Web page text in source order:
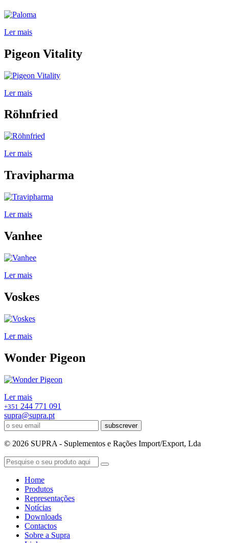
Ler mais
Pigeon Vitality
Ler mais
Röhnfried
Ler mais
Travipharma
Ler mais
Vanhee
Ler mais
Voskes
Ler mais
Wonder Pigeon
Ler mais
+351 244 771 091
supra@supra.pt
subscrever
© 2026 SUPRA - Suplementos e Rações Import/Export, Lda
Home
Produtos
Representações
Notícias
Downloads
Contactos
Sobre a Supra